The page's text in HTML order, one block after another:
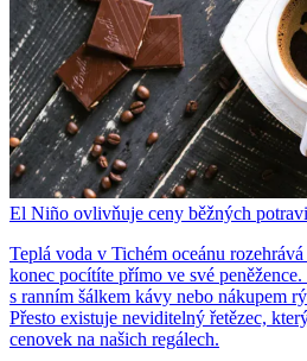
El Niño ovlivňuje ceny běžných
Teplá voda v Tichém oceánu
konec pocítíte přímo ve své
s ranním šálkem kávy nebo nákupem
Přesto existuje neviditelný řetězec,
cenovek na našich regálech.